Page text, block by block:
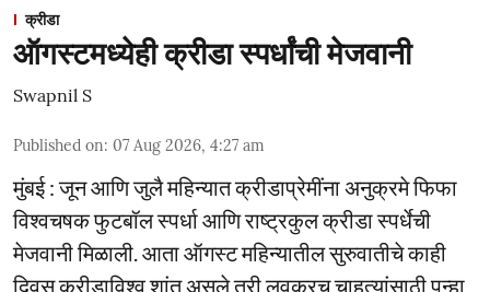
क्रीडा
ऑगस्टमध्येही क्रीडा स्पर्धांची मेजवानी
Swapnil S
Published on: 07 Aug 2026, 4:27 am
मुंबई : जून आणि जुलै महिन्यात क्रीडाप्रेमींना अनुक्रमे फिफा
विश्वचषक फुटबॉल स्पर्धा आणि राष्ट्रकुल क्रीडा स्पर्धेची
मेजवानी मिळाली. आता ऑगस्ट महिन्यातील सुरुवातीचे काही
दिवस क्रीडाविश्व शांत असले तरी लवकरच चाहत्यांसाठी पुन्हा